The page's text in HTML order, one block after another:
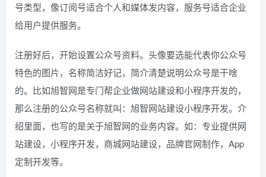
号类型，像订阅号适合个人和媒体发内容，服务号适合企业
给用户提供服务。
注册好后，开始设置公众号资料。头像要选能代表你公众号
特色的图片，名称简洁好记，简介清楚说明公众号是干啥
的。比如旭智网是专门帮企业做网站建设和小程序开发的，
那么注册的公众号名称就叫：旭智网站建设小程序开发。介
绍里面，也写的是关于旭智网的业务内容。如：专业提供网
站建设，小程序开发，商城网站建设，品牌官网制作，App
定制开发等。